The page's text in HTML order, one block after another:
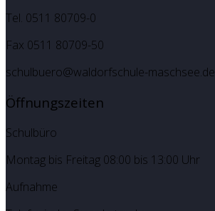
Tel. 0511 80709-0
Fax 0511 80709-50
schulbuero@waldorfschule-maschsee.de
Öffnungszeiten
Schulbüro
Montag bis Freitag 08:00 bis 13:00 Uhr
Aufnahme